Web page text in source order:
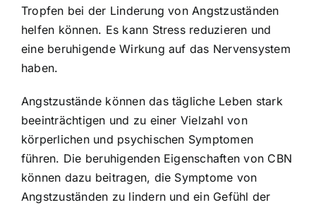
Tropfen bei der Linderung von Angstzuständen
helfen können. Es kann Stress reduzieren und
eine beruhigende Wirkung auf das Nervensystem
haben.
Angstzustände können das tägliche Leben stark
beeinträchtigen und zu einer Vielzahl von
körperlichen und psychischen Symptomen
führen. Die beruhigenden Eigenschaften von CBN
können dazu beitragen, die Symptome von
Angstzuständen zu lindern und ein Gefühl der